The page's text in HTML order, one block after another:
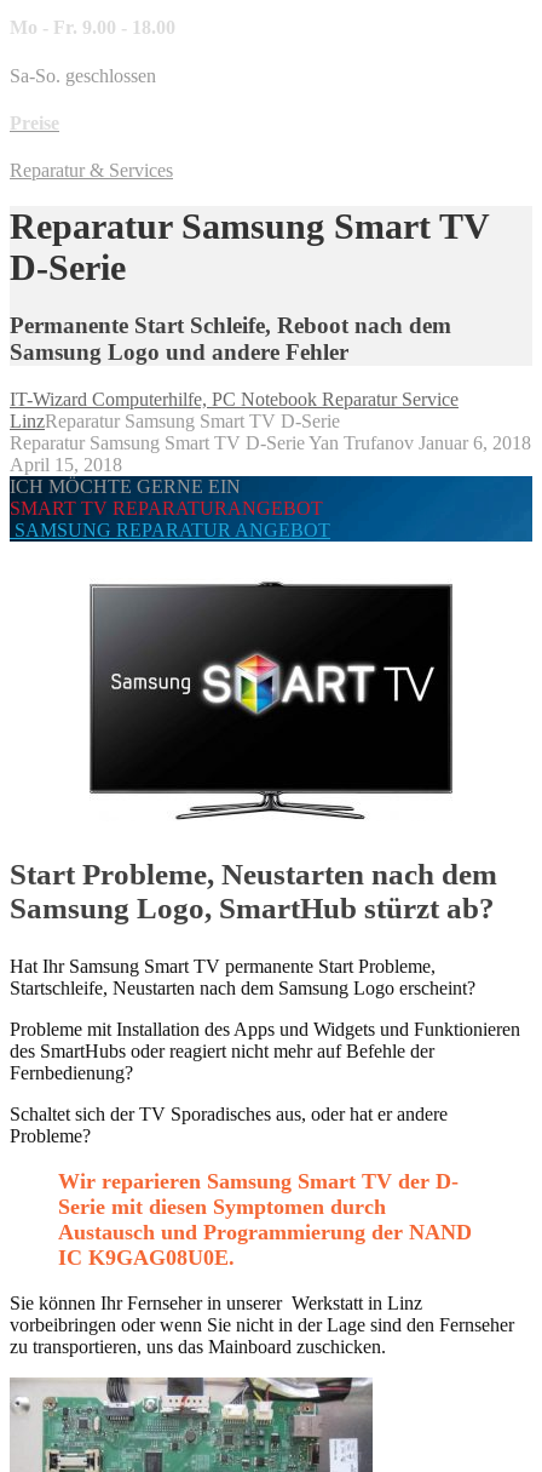
Mo - Fr. 9.00 - 18.00
Sa-So. geschlossen
Preise
Reparatur & Services
Reparatur Samsung Smart TV
D-Serie
Permanente Start Schleife, Reboot nach dem
Samsung Logo und andere Fehler
IT-Wizard Computerhilfe, PC Notebook Reparatur Service
LinzReparatur Samsung Smart TV D-Serie
Reparatur Samsung Smart TV D-SerieYan Trufanov Januar 6, 2018
April 15, 2018
ICH MÖCHTE GERNE EIN
SMART TV REPARATURANGEBOT
SAMSUNG REPARATUR ANGEBOT
Start Probleme, Neustarten nach dem
Samsung Logo, SmartHub stürzt ab?
Hat Ihr Samsung Smart TV permanente Start Probleme,
Startschleife, Neustarten nach dem Samsung Logo erscheint?
Probleme mit Installation des Apps und Widgets und Funktionieren
des SmartHubs oder reagiert nicht mehr auf Befehle der
Fernbedienung?
Schaltet sich der TV Sporadisches aus, oder hat er andere
Probleme?
Wir reparieren Samsung Smart TV der D-
Serie mit diesen Symptomen durch
Austausch und Programmierung der NAND
IC K9GAG08U0E.
Sie können Ihr Fernseher in unserer Werkstatt in Linz
vorbeibringen oder wenn Sie nicht in der Lage sind den Fernseher
zu transportieren, uns das Mainboard zuschicken.